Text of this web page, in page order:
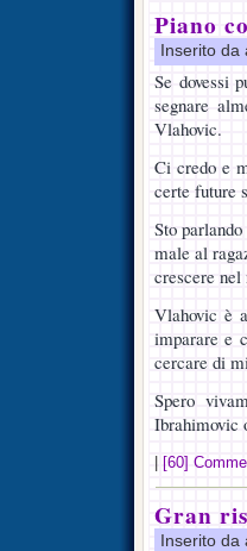
Piano
Inserito
Se dovessi
segnare
Vlahovic.
Ci credo e
certe future
Sto
male al
crescere nel
Vlahovic è
imparare e
cercare di
Spero
Ibrahimovic
[60]
Gran
Inserito